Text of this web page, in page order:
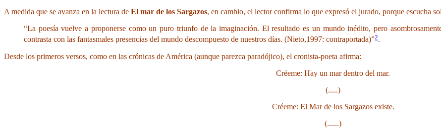
A medida que se avanza en la lectura de El mar de los Sargazos, en cambio, el lector confirma lo que expresó el jurado, porque escucha
“La poesía vuelve a proponerse como un puro triunfo de la imaginación. El resultado es un mundo inédito, pero
contrasta con las fantasmales presencias del mundo descompuesto de nuestros días. (Nieto,1997: contraportada)”2.
Desde los primeros versos, como en las crónicas de América (aunque parezca paradójico), el cronista-poeta afirma:
Créeme: Hay un mar dentro del mar.
(.....)
Créeme: El Mar de los Sargazos existe.
(......)